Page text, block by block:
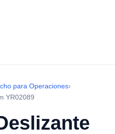
para Operaciones›
YR02089